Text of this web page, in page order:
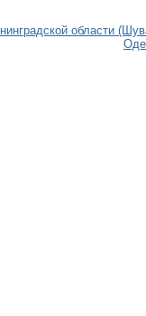
области